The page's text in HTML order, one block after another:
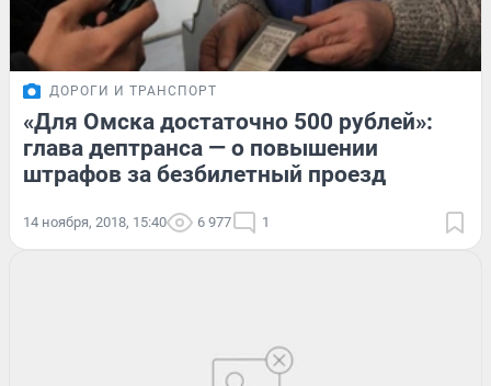
ДОРОГИ И ТРАНСПОРТ
«Для Омска достаточно 500 рублей»:
глава дептранса — о повышении
штрафов за безбилетный проезд
14 ноября, 2018, 15:40 6 977 1